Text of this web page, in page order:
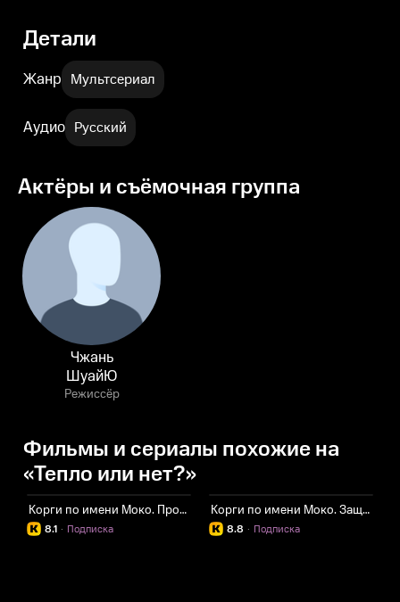
Детали
Жанр Мультсериал
Аудио Русский
Актёры и съёмочная группа
Чжань
ШуайЮ
Режиссёр
Фильмы и сериалы похожие на
«Тепло или нет?»
Корги по имени Моко. Простые истории 2
8.1 Подписка
·
Корги по имени Моко. Защитники планеты
8.8 Подписка
·